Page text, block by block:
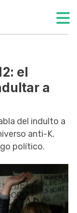
el
a
del indulto a
anti-K.
político.